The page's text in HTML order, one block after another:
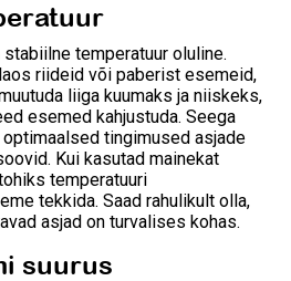
temperatuur oluline.
riideid või paberist esemeid,
liiga kuumaks ja niiskeks,
esemed kahjustuda. Seega
tingimused asjade
Kui kasutad mainekat
temperatuuri
tekkida. Saad rahulikult olla,
asjad on turvalises kohas.
suurus